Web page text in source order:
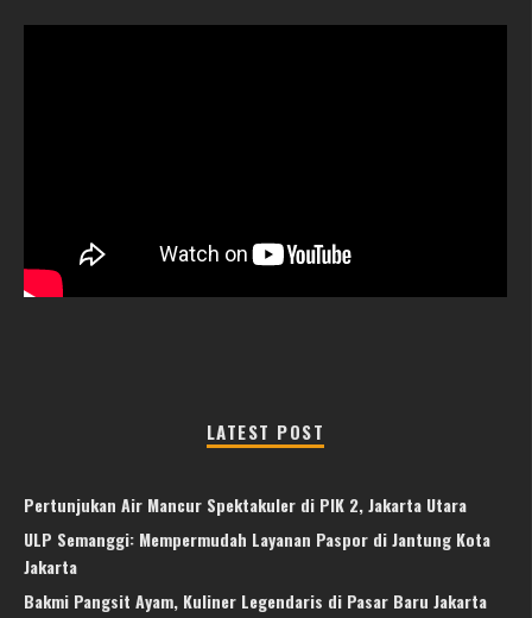
LATEST POST
Pertunjukan Air Mancur Spektakuler di PIK 2, Jakarta Utara
ULP Semanggi: Mempermudah Layanan Paspor di Jantung Kota
Jakarta
Bakmi Pangsit Ayam, Kuliner Legendaris di Pasar Baru Jakarta